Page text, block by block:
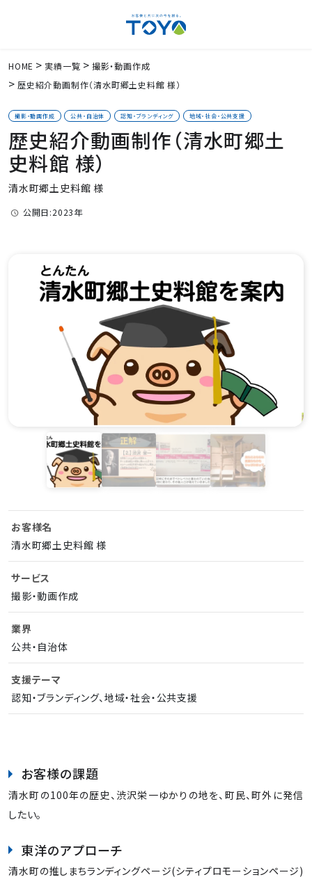
HOME 実績一覧
撮影・動画作成
歴史紹介動画制作（清水町郷土史料館 様）
撮影・動画作成 公共・自治体 認知・ブランディング 地域・社会・公共支援
歴史紹介動画制作（清水町郷土
史料館 様）
清水町郷土史料館 様
公開日:2023年
お客様名
清水町郷土史料館 様
サービス
撮影・動画作成
業界
公共・自治体
支援テーマ
認知・ブランディング、地域・社会・公共支援
お客様の課題
清水町の100年の歴史、渋沢栄一ゆかりの地を、町民、町外に発信
したい。
東洋のアプローチ
清水町の推しまちランディングページ(シティプロモーションページ)